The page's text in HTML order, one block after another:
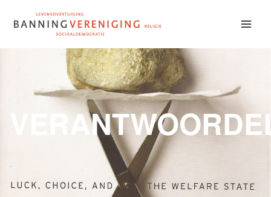
naar